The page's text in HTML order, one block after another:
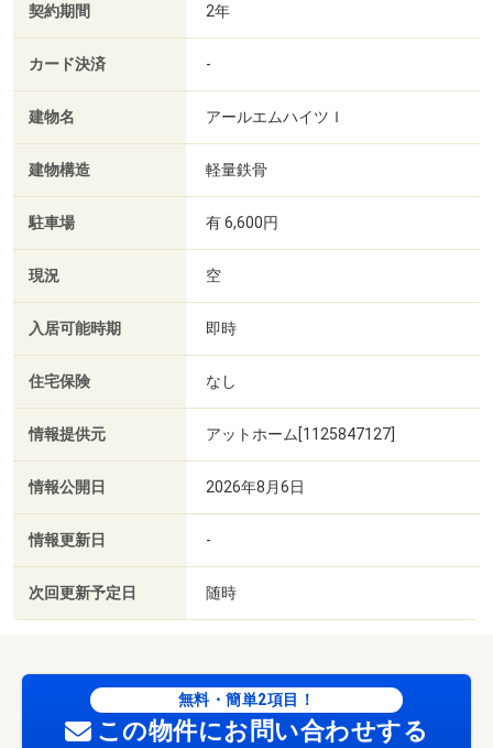
契約期間 2年
カード決済 -
建物名 アールエムハイツＩ
建物構造 軽量鉄骨
駐車場 有 6,600円
現況 空
入居可能時期 即時
住宅保険 なし
情報提供元 アットホーム[1125847127]
情報公開日 2026年8月6日
情報更新日 -
次回更新予定日 随時
無料・簡単2項目！
この物件にお問い合わせする